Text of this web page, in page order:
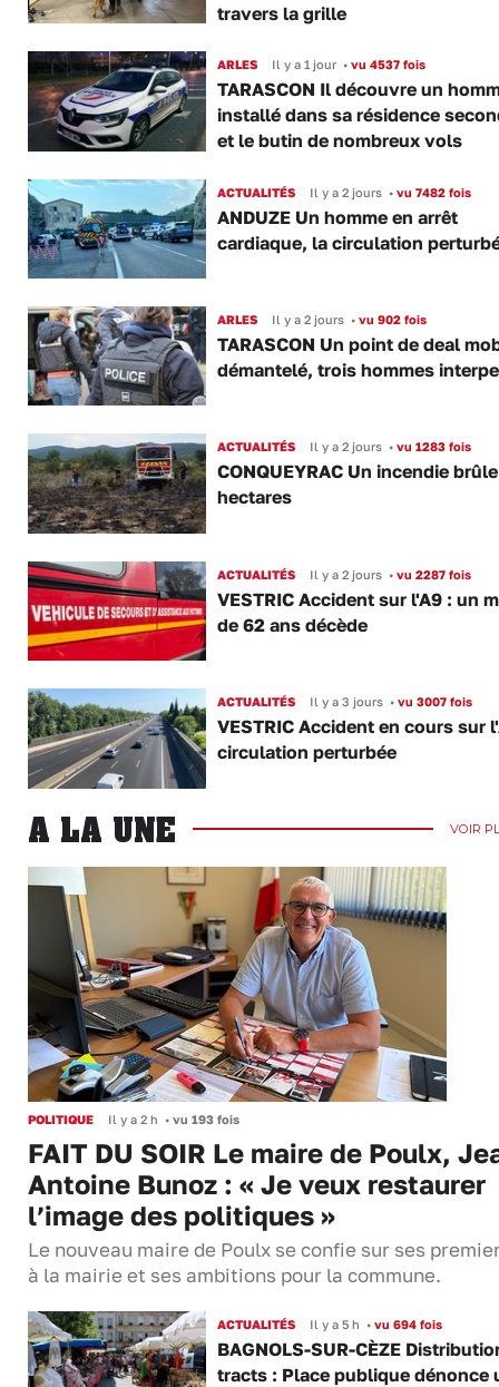
travers la grille
ARLES Il y a 1 jour •vu 4537 fois
TARASCON Il découvre un
installé dans sa résidence
et le butin de nombreux vols
ACTUALITÉS Il y a 2 jours •vu 7482 fois
ANDUZE Un homme en arrêt
cardiaque, la circulation
ARLES Il y a 2 jours •vu 902 fois
TARASCON Un point de deal
démantelé, trois hommes
ACTUALITÉS Il y a 2 jours •vu 1283 fois
CONQUEYRAC Un incendie
hectares
ACTUALITÉS Il y a 2 jours •vu 2287 fois
VESTRIC Accident sur l'A9 : un
de 62 ans décède
ACTUALITÉS Il y a 3 jours •vu 3007 fois
VESTRIC Accident en cours sur
circulation perturbée
A LA UNE VOIR
POLITIQUE Il y a 2 h • vu 193 fois
FAIT DU SOIR Le maire de Poulx,
Antoine Bunoz : « Je veux restaurer
l’image des politiques »
Le nouveau maire de Poulx se confie sur ses
à la mairie et ses ambitions pour la commune.
ACTUALITÉS Il y a 5 h •vu 694 fois
BAGNOLS-SUR-CÈZE
tracts : Place publique dénonce